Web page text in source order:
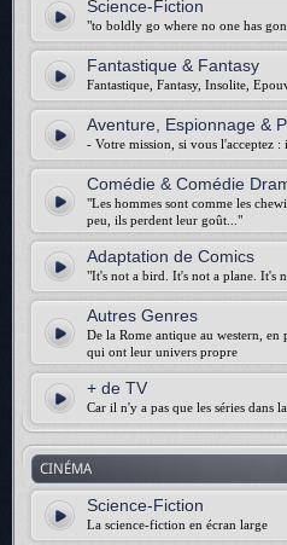
Science-Fiction
"to boldly go where no one has
Fantastique & Fantasy
Fantastique, Fantasy, Insolite,
Aventure, Espionnage &
- Votre mission, si vous l'acceptez
Comédie & Comédie
"Les hommes sont comme les
peu, ils perdent leur goût..."
Adaptation de Comics
"It's not a bird. It's not a plane. It's
Autres Genres
De la Rome antique au western, en
qui ont leur univers propre
+ de TV
Car il n'y a pas que les séries dans
CINÉMA
Science-Fiction
La science-fiction en écran large